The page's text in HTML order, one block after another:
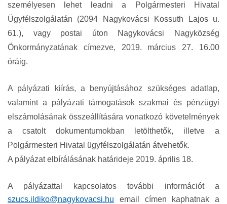
személyesen lehet leadni a Polgármesteri Hivatal
Ügyfélszolgálatán (2094 Nagykovácsi Kossuth Lajos u.
61.), vagy postai úton Nagykovácsi Nagyközség
Önkormányzatának címezve, 2019. március 27. 16.00
óráig.
A pályázati kiírás, a benyújtásához szükséges adatlap,
valamint a pályázati támogatások szakmai és pénzügyi
elszámolásának összeállítására vonatkozó követelmények
a csatolt dokumentumokban letölthetők, illetve a
Polgármesteri Hivatal ügyfélszolgálatán átvehetők.
A pályázat elbírálásának határideje 2019. április 18.
A pályázattal kapcsolatos további információt a
szucs.ildiko@nagykovacsi.hu email címen kaphatnak a